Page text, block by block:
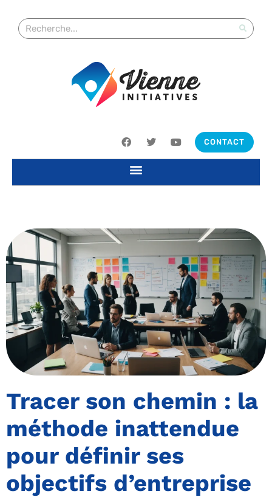
CONTACT
Tracer son chemin : la
méthode inattendue
pour définir ses
objectifs d’entreprise